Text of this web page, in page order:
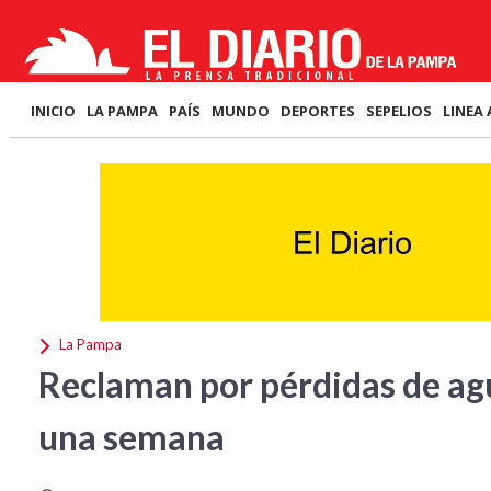
INICIO LA PAMPA PAÍS MUNDO DEPORTES SEPELIOS LINEA
La Pampa
Reclaman por pérdidas de
una semana